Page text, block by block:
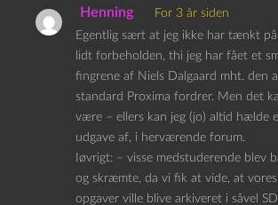
Henning
For 3 år siden
Egentlig sært at jeg ikke har tænkt
lidt forbeholden, thi jeg har fået et
fingrene af Niels Dalgaard mht. den
standard Proxima fordrer. Men det
være – ellers kan jeg (jo) altid hælde
udgave af, i herværende forum.
Iøvrigt: – visse medstuderende blev
og skræmte, da vi fik at vide, at
opgaver ville blive arkiveret i såvel